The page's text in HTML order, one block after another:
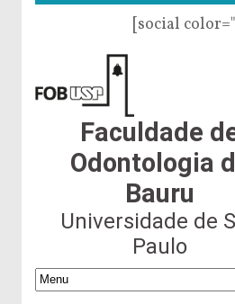
[social
Faculdade
Odontologia
Bauru
Universidade de
Paulo